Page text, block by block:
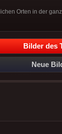
Orten in der
Bilder des
Neue